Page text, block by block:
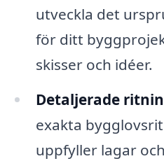
utveckla det
för ditt
skisser och idéer.
Detaljerade
exakta
uppfyller lagar